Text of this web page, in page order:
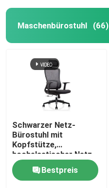
Maschenbürostuhl (66)
Schwarzer Netz-
Bürostuhl mit
Kopfstütze,
hochelastischer Netz-
Arbeitsstuhl
Bestpreis